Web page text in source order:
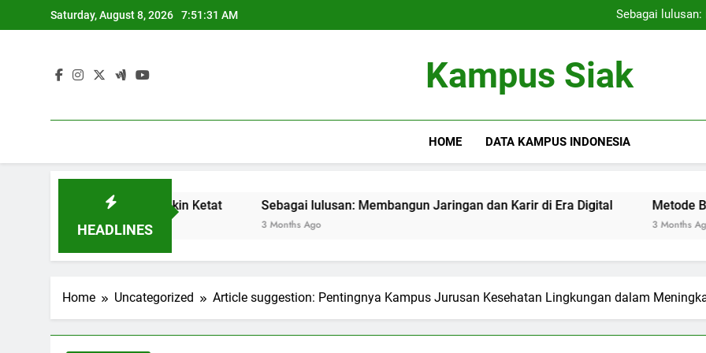
to
Saturday, August 8, 2026 7:51:32 AM
Sebagai lulusan:
Sebagai
Kampus Siak
HOME DATA KAMPUS INDONESIA
HEADLINES
yang Semakin Ketat Sebagai lulusan: Membangun Jaringan dan Karir di Era Digital Metode Berhasil
Home Uncategorized Article suggestion: Pentingnya Kampus Jurusan Kesehatan Lingkungan dalam